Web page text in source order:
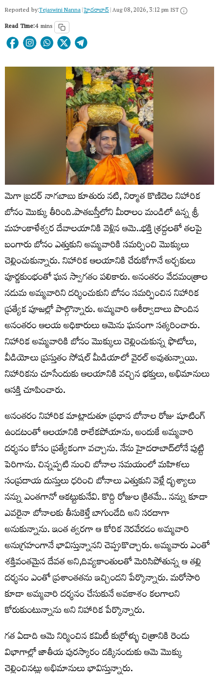
Reported by:Tejaswini Nanna|హైదరాబాద్​|Aug 08, 2026, 3:12 pm IST
Read Time:4 mins
మెగా బ్రదర్ నాగబాబు కూతురు నటి, నిర్మాత కొణిదెల నిహారిక
బోనం మొక్కు తీరింది.పాతబస్తీలోని మీరాలం మండిలో ఉన్న శ్రీ
మహంకాళేశ్వర దేవాలయానికి వెళ్లిన ఆమె..భక్తి శ్రద్దలతో తలపై
బంగారు బోనం ఎత్తుకుని అమ్మవారికి సమర్పించి మొక్కులు
చెల్లించుకున్నారు. నిహారిక ఆలయానికి చేరుకోగానే అర్చకులు
పూర్ణకుంభంతో ఘన స్వాగతం పలికారు. అనంతరం వేదమంత్రాల
నడుమ అమ్మవారిని దర్శించుకుని బోనం సమర్పించిన నిహారిక
ప్రత్యేక పూజల్లో పాల్గొన్నారు. అమ్మవారి ఆశీర్వాదాలు పొందిన
అనంతరం ఆలయ అధికారులు ఆమెను ఘనంగా సత్కరించారు.
నిహారిక అమ్మవారికి బోనం మొక్కులు చెల్లించుకున్న ఫొటోలు,
వీడియోలు ప్రస్తుతం సోషల్ మీడియాలో వైరల్ అవుతున్నాయి.
నిహారికను చూసేందుకు ఆలయానికి వచ్చిన భక్తులు, అభిమానులు
ఆసక్తి చూపించారు.
అనంతరం నిహారిక మాట్లాడుతూ ప్రధాన బోనాల రోజు షూటింగ్
ఉండటంతో ఆలయానికి రాలేకపోయాను, అందుకే అమ్మవారి
దర్శనం కోసం ప్రత్యేకంగా వచ్చాను. నేను హైదరాబాద్‌లోనే పుట్టి
పెరిగాను. చిన్నప్పటి నుంచి బోనాల సమయంలో మహిళలు
సంప్రదాయ దుస్తులు ధరించి బోనాలు ఎత్తుకుని వెళ్లే దృశ్యాలు
నన్ను ఎంతగానో ఆకట్టుకునేవి. కొద్ది రోజుల క్రితమే.. నన్ను కూడా
ఎవరైనా బోనాలకు తీసుకెళ్తే బాగుండేది అని సరదాగా
అనుకున్నాను. ఇంత త్వరగా ఆ కోరిక నెరవేరడం అమ్మవారి
అనుగ్రహంగానే భావిస్తున్నానని చెప్పుకొచ్చారు. అమ్మవారు ఎంతో
శక్తివంతమైన దేవత అని,దివ్యకాంతులతో మెరిసిపోతున్న ఆ తల్లి
దర్శనం ఎంతో ప్రశాంతతను ఇచ్చిందని పేర్కొన్నారు. మరోసారి
కూడా అమ్మవారి దర్శనం చేసుకునే అవకాశం కలగాలని
కోరుకుంటున్నాను అని నిహారిక పేర్కొన్నారు.
గత ఏడాది ఆమె నిర్మించిన కమిటీ కుర్రోళ్ళు చిత్రానికి రెండు
విభాగాల్లో జాతీయ పురస్కారం దక్కినందుకు ఆమె మొక్కు
చెల్లించినట్లు అభిమానులు భావిస్తున్నారు.